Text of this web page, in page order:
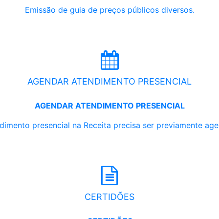
Emissão de guia de preços públicos diversos.
AGENDAR ATENDIMENTO PRESENCIAL
AGENDAR ATENDIMENTO PRESENCIAL
presencial na Receita precisa ser previamente
CERTIDÕES